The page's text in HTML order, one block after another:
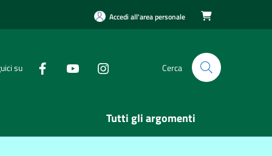
Accedi all'area personale 
su Cerca
Tutti gli argomenti